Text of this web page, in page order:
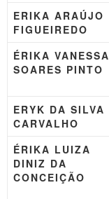
ERIKA ARAÚJO
FIGUEIREDO
ÉRIKA VANESSA
SOARES PINTO
ERYK DA SILVA
CARVALHO
ÉRIKA LUIZA
DINIZ DA
CONCEIÇÃO